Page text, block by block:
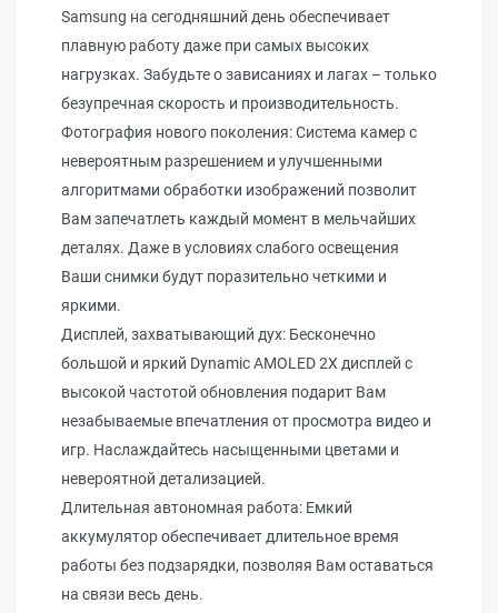
Samsung на сегодняшний день обеспечивает
плавную работу даже при самых высоких
нагрузках. Забудьте о зависаниях и лагах – только
безупречная скорость и производительность.
Фотография нового поколения: Система камер с
невероятным разрешением и улучшенными
алгоритмами обработки изображений позволит
Вам запечатлеть каждый момент в мельчайших
деталях. Даже в условиях слабого освещения
Ваши снимки будут поразительно четкими и
яркими.
Дисплей, захватывающий дух: Бесконечно
большой и яркий Dynamic AMOLED 2X дисплей с
высокой частотой обновления подарит Вам
незабываемые впечатления от просмотра видео и
игр. Наслаждайтесь насыщенными цветами и
невероятной детализацией.
Длительная автономная работа: Емкий
аккумулятор обеспечивает длительное время
работы без подзарядки, позволяя Вам оставаться
на связи весь день.